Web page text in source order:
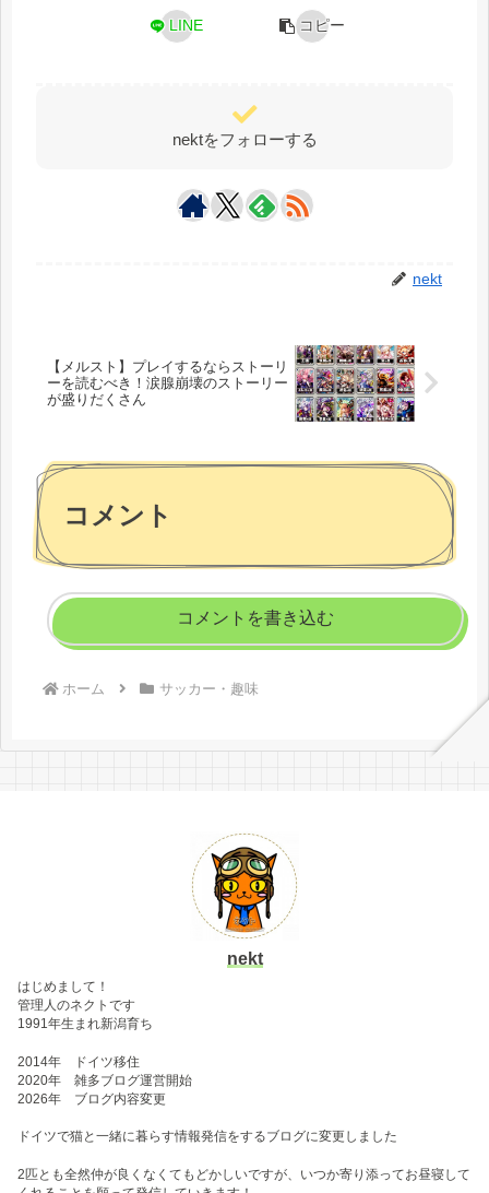
LINE コピー
nektをフォローする
nekt
【メルスト】プレイするならストーリ
ーを読むべき！涙腺崩壊のストーリー
が盛りだくさん
コメント
コメントを書き込む
ホーム サッカー・趣味
nekt
はじめまして！
管理人のネクトです
1991年生まれ新潟育ち
2014年 ドイツ移住
2020年 雑多ブログ運営開始
2026年 ブログ内容変更
ドイツで猫と一緒に暮らす情報発信をするブログに変更しました
2匹とも全然仲が良くなくてもどかしいですが、いつか寄り添ってお昼寝して